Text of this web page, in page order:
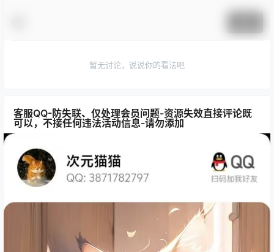
暂无讨论，说说你的看法吧
客服QQ-防失联、仅处理会员问题-资源失效直接评论既
可以，不接任何违法活动信息-请勿添加